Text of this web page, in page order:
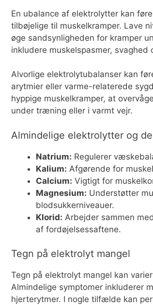
En ubalance af elektrolytter kan
tilbøjelige til muskelkramper. Lave
øge sandsynligheden for kramper
inkludere muskelspasmer,
Alvorlige elektrolytubalanser kan
arytmier eller varme-relaterede
hyppige muskelkramper, at
under træning eller i varmt vejr.
Almindelige elektrolytter og
Natrium: Regulerer
Kalium: Afgørende for
Calcium: Vigtigt for
Magnesium: Understøtter
blodsukkerniveauer.
Klorid: Arbejder sammen
af fordøjelsessaftene.
Tegn på elektrolyt mangel
Tegn på elektrolyt mangel kan
Almindelige symptomer inkluderer
hjerterytmer. I nogle tilfælde kan